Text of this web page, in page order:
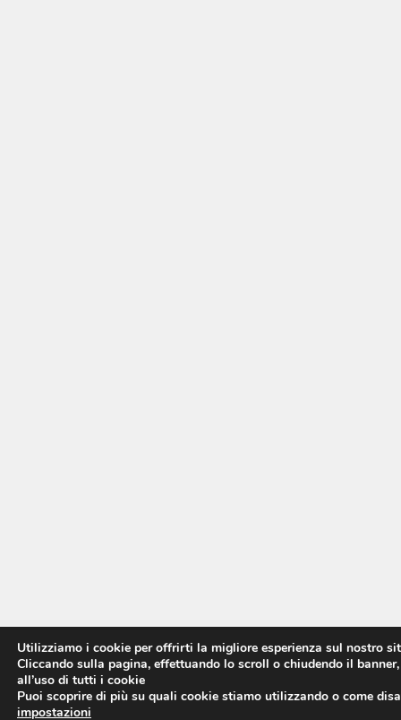
Utilizziamo i cookie per offrirti la migliore esperienza sul nostro
Cliccando sulla pagina, effettuando lo scroll o chiudendo il
all’uso di tutti i cookie
Puoi scoprire di più su quali cookie stiamo utilizzando o come
impostazioni